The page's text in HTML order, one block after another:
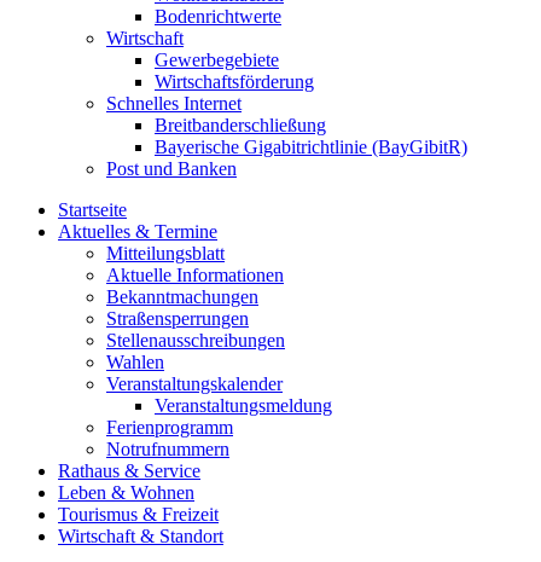
Bodenrichtwerte
Wirtschaft
Gewerbegebiete
Wirtschaftsförderung
Schnelles Internet
Breitbanderschließung
Bayerische Gigabitrichtlinie (BayGibitR)
Post und Banken
Startseite
Aktuelles & Termine
Mitteilungsblatt
Aktuelle Informationen
Bekanntmachungen
Straßensperrungen
Stellenausschreibungen
Wahlen
Veranstaltungskalender
Veranstaltungsmeldung
Ferienprogramm
Notrufnummern
Rathaus & Service
Leben & Wohnen
Tourismus & Freizeit
Wirtschaft & Standort